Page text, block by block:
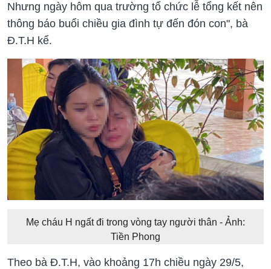
Nhưng ngày hôm qua trường tổ chức lễ tổng kết nên
thông báo buổi chiều gia đình tự đến đón con", bà
Đ.T.H kể.
Mẹ cháu H ngất đi trong vòng tay người thân - Ảnh:
Tiền Phong
Theo bà Đ.T.H, vào khoảng 17h chiều ngày 29/5,